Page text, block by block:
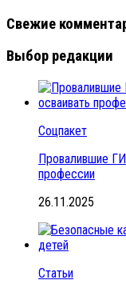
Свежие
Выбор редакции
Соцпакет
Провалившие
профессии
26.11.2025
Статьи